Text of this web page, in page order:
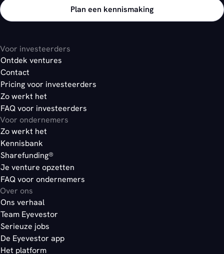
Plan een kennismaking
Voor investeerders
Ontdek ventures
Contact
Pricing voor investeerders
Zo werkt het
FAQ voor investeerders
Voor ondernemers
Zo werkt het
Kennisbank
Sharefunding®
Je venture opzetten
FAQ voor ondernemers
Over ons
Ons verhaal
Team Eyevestor
Serieuze jobs
De Eyevestor app
Het platform